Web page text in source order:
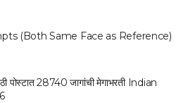
(Both Same Face as Reference)
पोस्टात 28740 जागांची मेगाभरती Indian